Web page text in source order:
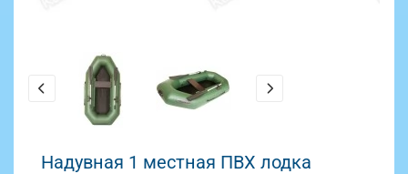
Надувная 1 местная ПВХ лодка